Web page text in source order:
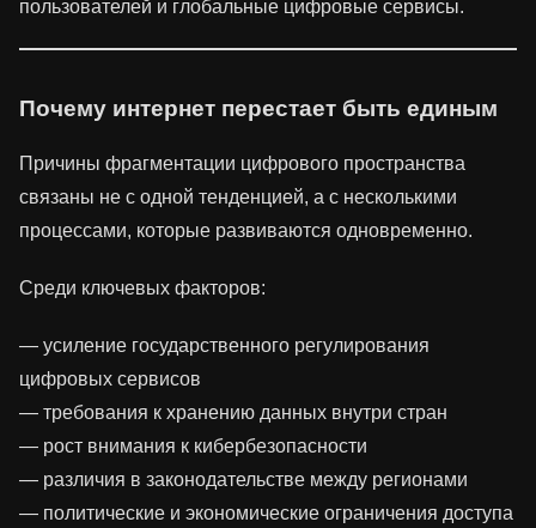
пользователей и глобальные цифровые сервисы.
Почему интернет перестает быть единым
Причины фрагментации цифрового пространства
связаны не с одной тенденцией, а с несколькими
процессами, которые развиваются одновременно.
Среди ключевых факторов:
— усиление государственного регулирования
цифровых сервисов
— требования к хранению данных внутри стран
— рост внимания к кибербезопасности
— различия в законодательстве между регионами
— политические и экономические ограничения доступа